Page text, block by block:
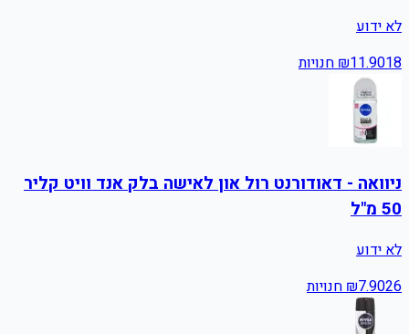
לא ידוע
₪11.9018 חנויות
ניוואה - דאודורנט רול און לאישה בלק אנד וויט קליר
50 מ"ל
לא ידוע
₪7.9026 חנויות